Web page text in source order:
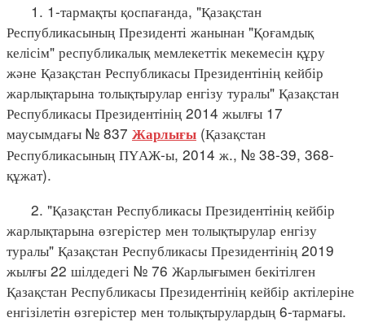
1. 1-тармақты қоспағанда, "Қазақстан
Республикасының Президенті жанынан "Қоғамдық
келісім" республикалық мемлекеттік мекемесін құру
және Қазақстан Республикасы Президентінің кейбір
жарлықтарына толықтырулар енгізу туралы" Қазақстан
Республикасы Президентінің 2014 жылғы 17
маусымдағы № 837 Жарлығы (Қазақстан
Республикасының ПҮАЖ-ы, 2014 ж., № 38-39, 368-
құжат).
2. "Қазақстан Республикасы Президентінің кейбір
жарлықтарына өзгерістер мен толықтырулар енгізу
туралы" Қазақстан Республикасы Президентінің 2019
жылғы 22 шілдедегі № 76 Жарлығымен бекітілген
Қазақстан Республикасы Президентінің кейбір актілеріне
енгізілетін өзгерістер мен толықтырулардың 6-тармағы.